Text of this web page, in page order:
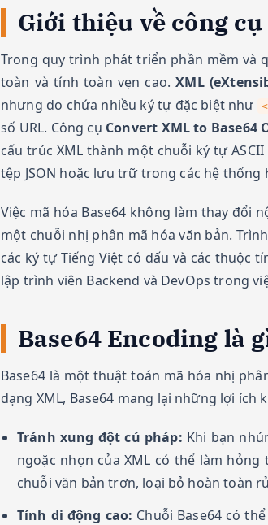
Giới thiệu về công
Trong quy trình phát triển phần mềm và
toàn và tính toàn vẹn cao.XML
nhưng do chứa nhiều ký tự đặc biệt như <
số URL. Công cụ Convert XML to Base64
cấu trúc XML thành một chuỗi ký tự
tệp JSON hoặc lưu trữ trong các hệ
Việc mã hóa Base64 không làm thay đổi
một chuỗi nhị phân mã hóa văn bản.
các ký tự Tiếng Việt có dấu và các thuộc
lập trình viên Backend và DevOps trong
Base64 Encoding là
Base64 là một thuật toán mã hóa nhị
dạng XML, Base64 mang lại những lợi ích
Tránh xung đột cú pháp: Khi bạn
ngoặc nhọn của XML có thể làm
chuỗi văn bản trơn, loại bỏ hoàn toàn
Tính di động cao: Chuỗi Base64 có